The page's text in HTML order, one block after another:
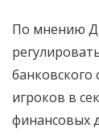
По мнению
банковского
игроков в
финансовых